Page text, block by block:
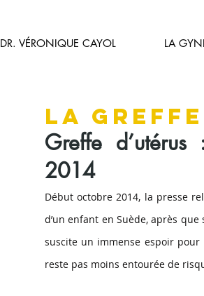
DR. VÉRONIQUE CAYOL LA
La
Greffe
2014
Début octobre 2014, la presse
d’un enfant en Suède, après
suscite un immense espoir pour
reste pas moins entourée de